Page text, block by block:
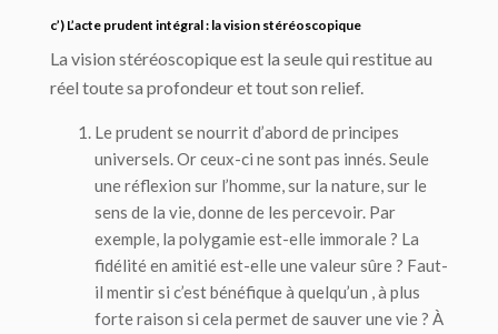
c’) L’acte prudent intégral : la vision stéréoscopique
La vision stéréoscopique est la seule qui restitue au
réel toute sa profondeur et tout son relief.
Le prudent se nourrit d’abord deprincipes
universels. Or ceux-ci ne sont pas innés. Seule
une réflexion sur l’homme, sur la nature, sur le
sens de la vie, donne de les percevoir. Par
exemple, la polygamie est-elle immorale ? La
fidélité en amitié est-elle une valeur sûre ? Faut-
il mentir si c’est bénéfique à quelqu’un , à plus
forte raison si cela permet de sauver une vie ? À